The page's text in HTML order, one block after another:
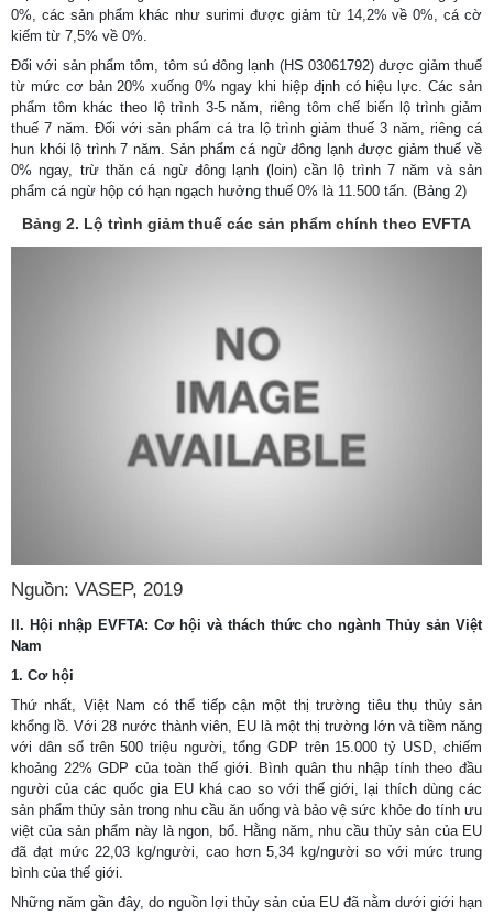
0%, các sản phẩm khác như surimi được giảm từ 14,2% về 0%, cá cờ
kiếm từ 7,5% về 0%.
Đối với sản phẩm tôm, tôm sú đông lạnh (HS 03061792) được giảm thuế
từ mức cơ bản 20% xuống 0% ngay khi hiệp định có hiệu lực. Các sản
phẩm tôm khác theo lộ trình 3-5 năm, riêng tôm chế biến lộ trình giảm
thuế 7 năm. Đối với sản phẩm cá tra lộ trình giảm thuế 3 năm, riêng cá
hun khói lộ trình 7 năm. Sản phẩm cá ngừ đông lạnh được giảm thuế về
0% ngay, trừ thăn cá ngừ đông lạnh (loin) cần lộ trình 7 năm và sản
phẩm cá ngừ hộp có hạn ngạch hưởng thuế 0% là 11.500 tấn. (Bảng 2)
Bảng 2. Lộ trình giảm thuế các sản phẩm chính theo EVFTA
Nguồn: VASEP, 2019
II. Hội nhập EVFTA: Cơ hội và thách thức cho ngành Thủy sản Việt
Nam
1. Cơ hội
Thứ nhất, Việt Nam có thể tiếp cận một thị trường tiêu thụ thủy sản
khổng lồ. Với 28 nước thành viên, EU là một thị trường lớn và tiềm năng
với dân số trên 500 triệu người, tổng GDP trên 15.000 tỷ USD, chiếm
khoảng 22% GDP của toàn thế giới. Bình quân thu nhập tính theo đầu
người của các quốc gia EU khá cao so với thế giới, lại thích dùng các
sản phẩm thủy sản trong nhu cầu ăn uống và bảo vệ sức khỏe do tính ưu
việt của sản phẩm này là ngon, bổ. Hằng năm, nhu cầu thủy sản của EU
đã đạt mức 22,03 kg/người, cao hơn 5,34 kg/người so với mức trung
bình của thế giới.
Những năm gần đây, do nguồn lợi thủy sản của EU đã nằm dưới giới hạn